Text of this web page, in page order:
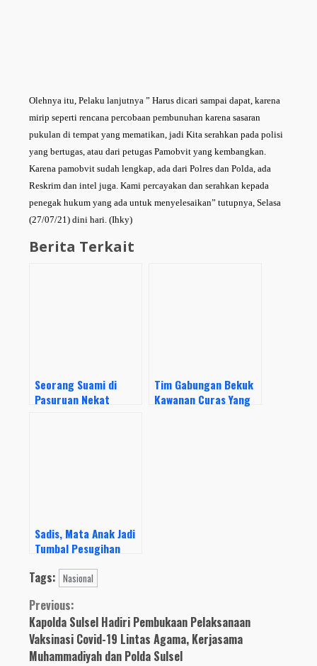
Olehnya itu, Pelaku lanjutnya ” Harus dicari sampai dapat, karena
mirip seperti rencana percobaan pembunuhan karena sasaran
pukulan di tempat yang mematikan, jadi Kita serahkan pada polisi
yang bertugas, atau dari petugas Pamobvit yang kembangkan.
Karena pamobvit sudah lengkap, ada dari Polres dan Polda, ada
Reskrim dan intel juga. Kami percayakan dan serahkan kepada
penegak hukum yang ada untuk menyelesaikan” tutupnya, Selasa
(27/07/21) dini hari. (Ihky)
Berita Terkait
Seorang Suami di
Pasuruan Nekat
Tim Gabungan Bekuk
Kawanan Curas Yang
Sadis, Mata Anak Jadi
Tumbal Pesugihan
Tags: Nasional
Continue
Reading
Previous:
Kapolda Sulsel Hadiri Pembukaan Pelaksanaan
Vaksinasi Covid-19 Lintas Agama, Kerjasama
Muhammadiyah dan Polda Sulsel